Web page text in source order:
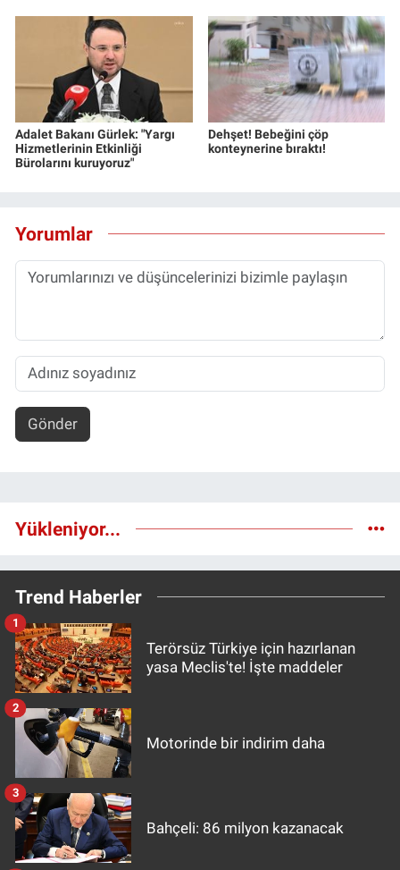
Adalet Bakanı Gürlek: "Yargı
Hizmetlerinin Etkinliği
Bürolarını kuruyoruz"
Dehşet! Bebeğini çöp
konteynerine bıraktı!
Yorumlar
Gönder
Yükleniyor...
Trend Haberler
Terörsüz Türkiye için hazırlanan
yasa Meclis'te! İşte maddeler
1
Motorinde bir indirim daha
2
Bahçeli: 86 milyon kazanacak
3